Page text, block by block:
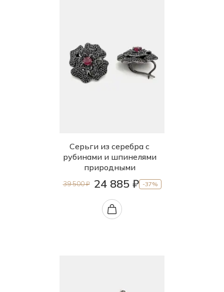
Серьги из серебра с
рубинами и шпинелями
природными
39 500 ₽ 24 885 ₽ -37%